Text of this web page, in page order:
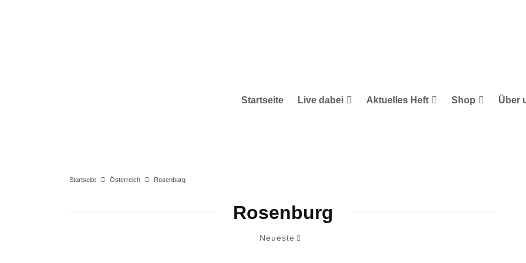
Startseite Live dabei Aktuelles Heft Shop Über
Startseite Österreich Rosenburg
Rosenburg
Neueste